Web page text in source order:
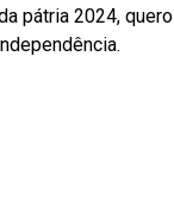
pátria 2024, quero